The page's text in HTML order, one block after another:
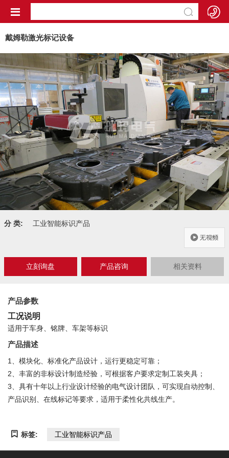
戴姆勒激光标记设备
分 类: 工业智能标识产品
立刻询盘 产品咨询 相关资料
产品参数
工况说明
适用于车身、铭牌、车架等标识
产品描述
1、模块化、标准化产品设计，运行更稳定可靠；
2、丰富的非标设计制造经验，可根据客户要求定制工装夹具；
3、具有十年以上行业设计经验的电气设计团队，可实现自动控制、
产品识别、在线标记等要求，适用于柔性化共线生产。
标签: 工业智能标识产品
Close